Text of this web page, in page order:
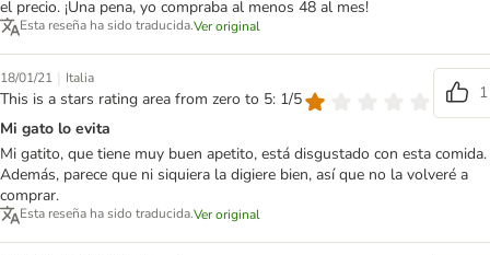
el precio. ¡Una pena, yo compraba al menos 48 al mes!
Esta reseña ha sido traducida.Ver original
18/01/21 | Italia
This is a stars rating area from zero to 5: 1/5
1
Mi gato lo evita
Mi gatito, que tiene muy buen apetito, está disgustado con esta comida.
Además, parece que ni siquiera la digiere bien, así que no la volveré a
comprar.
Esta reseña ha sido traducida.Ver original